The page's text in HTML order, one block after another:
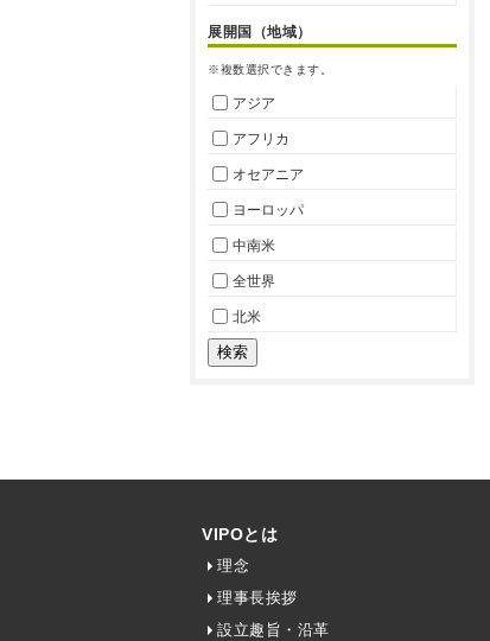
展開国（地域）
※複数選択できます。
アジア
アフリカ
オセアニア
ヨーロッパ
中南米
全世界
北米
VIPOとは
理念
理事長挨拶
設立趣旨・沿革